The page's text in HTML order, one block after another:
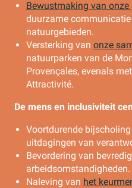
Bewustmaking van onze
duurzame
natuurgebieden.
Versterking van onze
natuurparken van de
Provençales, evenals
Attractivité.
De mens en inclusiviteit
Voortdurende
uitdagingen van
Bevordering van
arbeidsomstandigheden.
Naleving van het